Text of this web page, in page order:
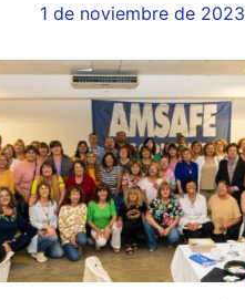
1 de noviembre de 2023